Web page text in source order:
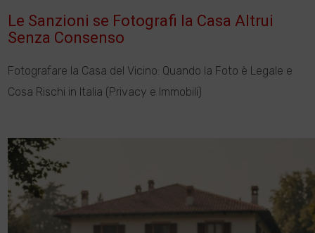
Le Sanzioni se Fotografi la Casa Altrui
Senza Consenso
Fotografare la Casa del Vicino: Quando la Foto è Legale e
Cosa Rischi in Italia (Privacy e Immobili)